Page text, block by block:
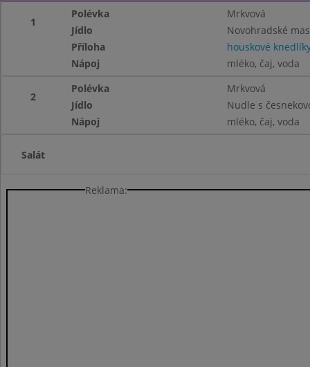
1
Polévka
Mrkvová
Jídlo
Novohradské
Příloha
houskové
Nápoj
mléko, čaj, voda
2
Polévka
Mrkvová
Jídlo
Nudle s
Nápoj
mléko, čaj, voda
Salát
Reklama: